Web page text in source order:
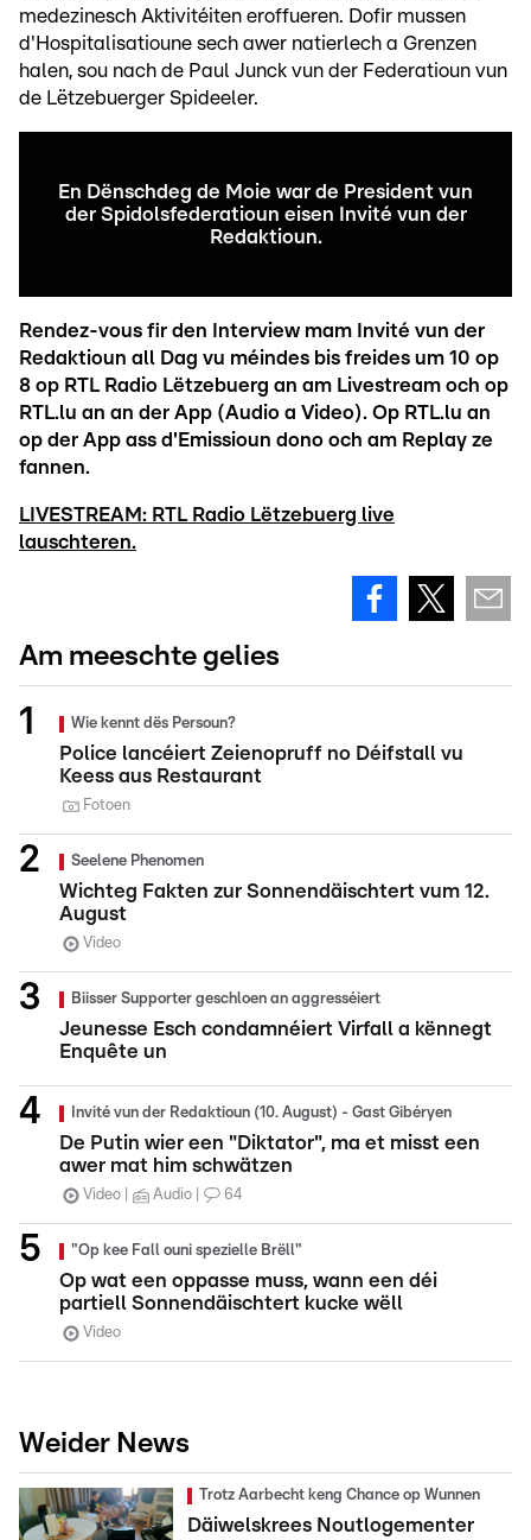
medezinesch Aktivitéiten eroffueren. Dofir mussen
d'Hospitalisatioune sech awer natierlech a Grenzen
halen, sou nach de Paul Junck vun der Federatioun vun
de Lëtzebuerger Spideeler.
En Dënschdeg de Moie war de President vun
der Spidolsfederatioun eisen Invité vun der
Redaktioun.
Rendez-vous fir den Interview mam Invité vun der
Redaktioun all Dag vu méindes bis freides um 10 op
8 op RTL Radio Lëtzebuerg an am Livestream och op
RTL.lu an an der App (Audio a Video). Op RTL.lu an
op der App ass d'Emissioun dono och am Replay ze
fannen.
LIVESTREAM: RTL Radio Lëtzebuerg live
lauschteren.
Am meeschte gelies
Wie kennt dës Persoun?
Police lancéiert Zeienopruff no Déifstall vu
Keess aus Restaurant
Fotoen
Seelene Phenomen
Wichteg Fakten zur Sonnendäischtert vum 12.
August
Video
Biisser Supporter geschloen an aggresséiert
Jeunesse Esch condamnéiert Virfall a kënnegt
Enquête un
Invité vun der Redaktioun (10. August) - Gast Gibéryen
De Putin wier een "Diktator", ma et misst een
awer mat him schwätzen
Video Audio 64
"Op kee Fall ouni spezielle Brëll"
Op wat een oppasse muss, wann een déi
partiell Sonnendäischtert kucke wëll
Video
Weider News
Trotz Aarbecht keng Chance op Wunnen
Däiwelskrees Noutlogementer